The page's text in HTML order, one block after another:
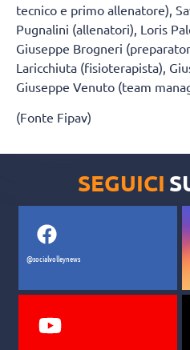
tecnico e primo allenatore),
Pugnalini (allenatori), Loris
Giuseppe Brogneri
Laricchiuta (fisioterapista),
Giuseppe Venuto (team
(Fonte Fipav)